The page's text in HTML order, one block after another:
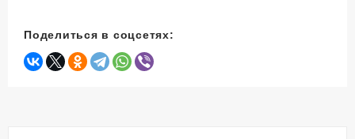
Поделиться в соцсетях: